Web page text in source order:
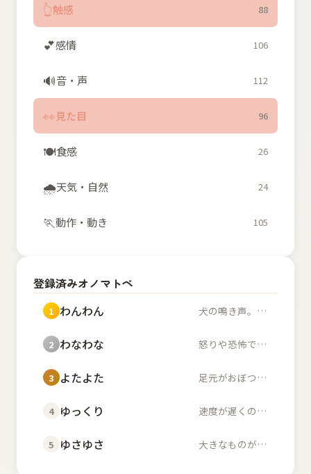
👆触感 88
💕感情 106
🔊音・声 112
👀見た目 96
🍽️食感 26
🌧️天気・自然 24
🏃動作・動き 105
登録済みオノマトペ
1 わんわん 犬の鳴き声。また、幼...
2 わなわな 怒りや恐怖で体が小刻...
3 よたよた 足元がおぼつかず不安...
4 ゆっくり 速度が遅くのんびりし...
5 ゆさゆさ 大きなものが左右に揺...